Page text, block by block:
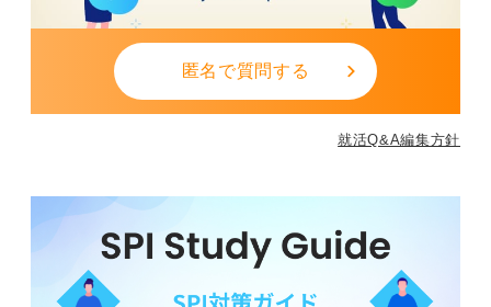
匿名で質問する
就活Q&A編集方針